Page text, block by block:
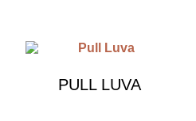
PULL LUVA